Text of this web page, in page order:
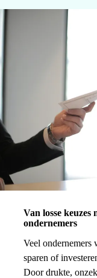
Van losse keuzes
ondernemers
Veel ondernemers
sparen of
Door drukte,